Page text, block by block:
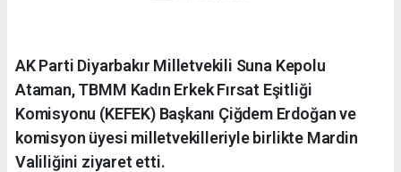
AK Parti Diyarbakır Milletvekili Suna Kepolu
Ataman, TBMM Kadın Erkek Fırsat Eşitliği
Komisyonu (KEFEK) Başkanı Çiğdem Erdoğan ve
komisyon üyesi milletvekilleriyle birlikte Mardin
Valiliğini ziyaret etti.